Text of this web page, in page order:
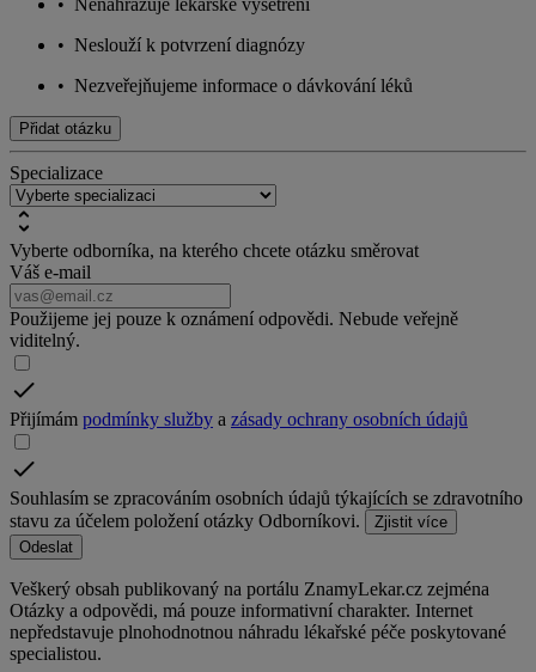
• Nenahrazuje lékařské vyšetření
• Neslouží k potvrzení diagnózy
• Nezveřejňujeme informace o dávkování léků
Přidat otázku
Specializace
Vyberte odborníka, na kterého chcete otázku směrovat
Váš e-mail
Použijeme jej pouze k oznámení odpovědi. Nebude veřejně
viditelný.
Přijímám podmínky služby a zásady ochrany osobních údajů
Souhlasím se zpracováním osobních údajů týkajících se zdravotního
stavu za účelem položení otázky Odborníkovi.
Zjistit více
Odeslat
Veškerý obsah publikovaný na portálu ZnamyLekar.cz zejména
Otázky a odpovědi, má pouze informativní charakter. Internet
nepředstavuje plnohodnotnou náhradu lékařské péče poskytované
specialistou.